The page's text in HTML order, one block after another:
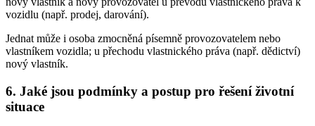
vozidlu (např. prodej, darování).
Jednat může i osoba zmocněná písemně provozovatelem nebo
vlastníkem vozidla; u přechodu vlastnického práva (např. dědictví)
nový vlastník.
6. Jaké jsou podmínky a postup pro řešení životní
situace